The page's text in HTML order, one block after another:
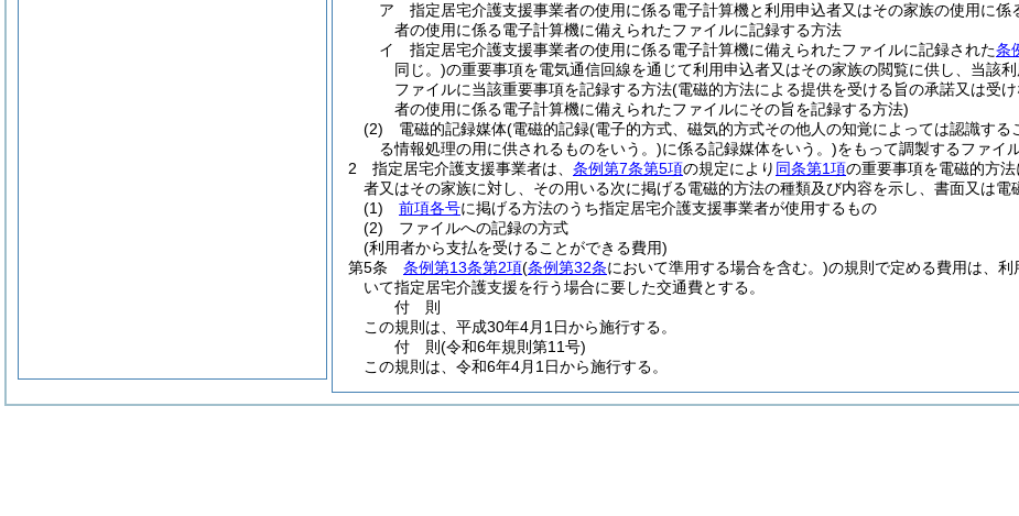
ア
指定居宅介護支援事業者の使用に係る電子計算機と利用申込者又はその家族の使用に
者の使用に係る電子計算機に備えられたファイルに記録する方法
イ
指定居宅介護支援事業者の使用に係る電子計算機に備えられたファイルに記録された条
同じ。)の重要事項を電気通信回線を通じて利用申込者又はその家族の閲覧に供し、当該
ファイルに当該重要事項を記録する方法(電磁的方法による提供を受ける旨の承諾又は受
者の使用に係る電子計算機に備えられたファイルにその旨を記録する方法)
(2)
電磁的記録媒体(電磁的記録(電子的方式、磁気的方式その他人の知覚によっては認識す
る情報処理の用に供されるものをいう。)に係る記録媒体をいう。)をもって調製するファイ
2
指定居宅介護支援事業者は、 条例第7条第5項の規定により 同条第1項の重要事項を電磁的方
者又はその家族に対し、その用いる次に掲げる電磁的方法の種類及び内容を示し、書面又は電
(1)
前項各号に掲げる方法のうち指定居宅介護支援事業者が使用するもの
(2)
ファイルへの記録の方式
(利用者から支払を受けることができる費用)
第5条
条例第13条第2項(条例第32条において準用する場合を含む。)の規則で定める費用は、
いて指定居宅介護支援を行う場合に要した交通費とする。
付 則
この規則は、平成30年4月1日から施行する。
付 則(令和6年規則第11号)
この規則は、令和6年4月1日から施行する。